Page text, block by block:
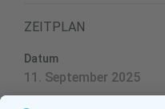
ZEITPLAN
Datum
11. September 2025